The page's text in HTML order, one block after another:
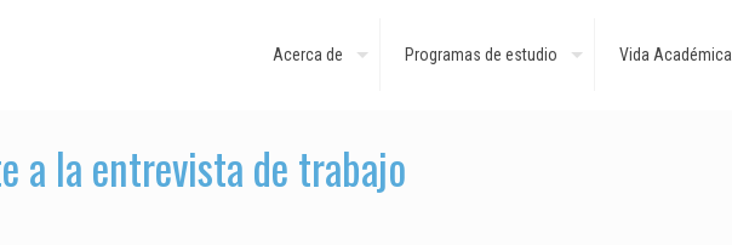
Acerca de Programas de estudio Vida Académica
a la entrevista de trabajo